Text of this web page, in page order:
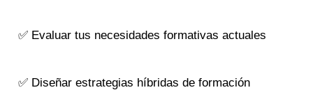
✅ Evaluar tus necesidades formativas actuales
✅ Diseñar estrategias híbridas de formación